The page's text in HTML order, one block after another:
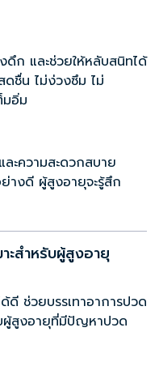
ดึก และช่วยให้หลับสนิทได้
ชื่น ไม่ง่วงซึม ไม่
มอิ่ม
ะความสะดวกสบาย
างดี ผู้สูงอายุจะรู้สึก
ะสำหรับผู้สูงอายุ
ดี ช่วยบรรเทาอาการปวด
ผู้สูงอายุที่มีปัญหาปวด